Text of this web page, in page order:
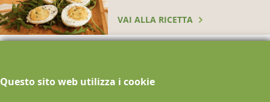
Questo sito web utilizza i cookie
VAI ALLA RICETTA
45 minuti